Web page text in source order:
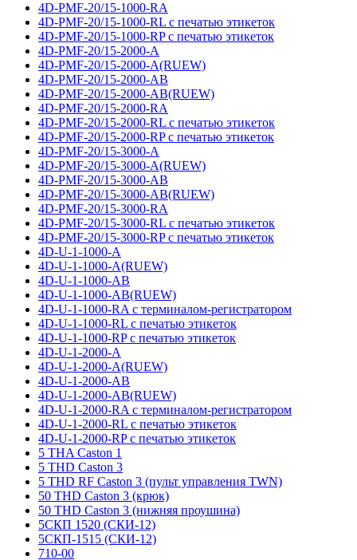
4D-PMF-20/15-1000-RA
4D-PMF-20/15-1000-RL с печатью этикеток
4D-PMF-20/15-1000-RP с печатью этикеток
4D-PMF-20/15-2000-A
4D-PMF-20/15-2000-A(RUEW)
4D-PMF-20/15-2000-AB
4D-PMF-20/15-2000-AB(RUEW)
4D-PMF-20/15-2000-RA
4D-PMF-20/15-2000-RL с печатью этикеток
4D-PMF-20/15-2000-RP с печатью этикеток
4D-PMF-20/15-3000-A
4D-PMF-20/15-3000-A(RUEW)
4D-PMF-20/15-3000-AB
4D-PMF-20/15-3000-AB(RUEW)
4D-PMF-20/15-3000-RA
4D-PMF-20/15-3000-RL с печатью этикеток
4D-PMF-20/15-3000-RP с печатью этикеток
4D-U-1-1000-A
4D-U-1-1000-A(RUEW)
4D-U-1-1000-AB
4D-U-1-1000-AB(RUEW)
4D-U-1-1000-RA с терминалом-регистратором
4D-U-1-1000-RL с печатью этикеток
4D-U-1-1000-RP с печатью этикеток
4D-U-1-2000-A
4D-U-1-2000-A(RUEW)
4D-U-1-2000-AB
4D-U-1-2000-AB(RUEW)
4D-U-1-2000-RA с терминалом-регистратором
4D-U-1-2000-RL с печатью этикеток
4D-U-1-2000-RP с печатью этикеток
5 THA Caston 1
5 THD Caston 3
5 THD RF Caston 3 (пульт управления TWN)
50 THD Caston 3 (крюк)
50 THD Caston 3 (нижняя проушина)
5СКП 1520 (СКИ-12)
5СКП-1515 (СКИ-12)
710-00